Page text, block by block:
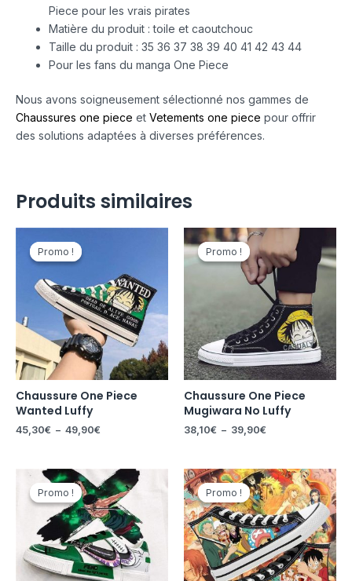
Piece pour les vrais pirates
Matière du produit : toile et caoutchouc
Taille du produit : 35 36 37 38 39 40 41 42 43 44
Pour les fans du manga One Piece
Nous avons soigneusement sélectionné nos gammes de
Chaussures one piece et Vetements one piece pour offrir
des solutions adaptées à diverses préférences.
Produits similaires
Promo !
Promo !
Chaussure One Piece
Wanted Luffy
45,30€ – 49,90€
à
49,90€
Promo !
Promo !
Chaussure One Piece
Mugiwara No Luffy
38,10€ – 39,90€
Plage
prix :
38,10€
à
39,90€
Promo !
Promo !
Le
prix
initial
était :
70,85€.
prix
actuel
est :
49,90€.
Promo !
Promo !
Le
prix
initial
était :
56,65€.
Le
prix
actuel
est :
39,90€.